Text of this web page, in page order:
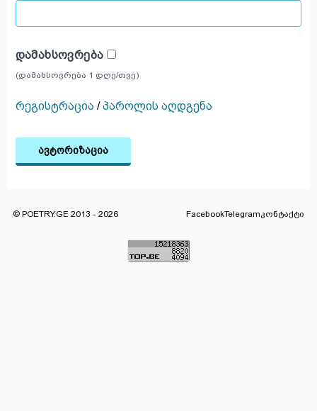
ᲓᲐᲛᲐᲮᲡᲝᲕᲠᲔᲑᲐ
(დამახსოვრება 1 დღე/თვე)
რეგისტრაცია /პაროლის აღდგენა
ავტორიზაცია
© POETRY.GE 2013 - 2026 FacebookTelegramკონტაქტი